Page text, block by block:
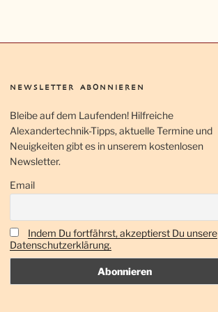
s
a
l
t
u
g
N
a
NEWSLETTER ABONNIEREN
Bleibe auf dem Laufenden! Hilfreiche
Alexandertechnik-Tipps, aktuelle Termine und
Neuigkeiten gibt es in unserem kostenlosen
Newsletter.
Email
Indem Du fortfährst, akzeptierst Du unsere
Datenschutzerklärung.